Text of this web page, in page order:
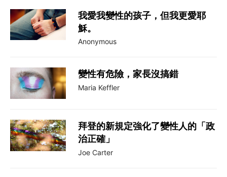
我愛我變性的孩子，但我更愛耶
穌。
Anonymous
變性有危險，家長沒搞錯
Maria Keffler
拜登的新規定強化了變性人的「政
治正確」
Joe Carter